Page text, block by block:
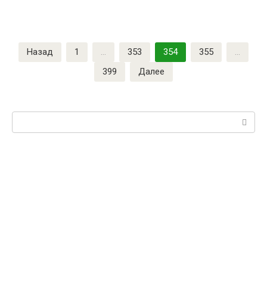
Пагинация
записей
Назад 1 … 353 354 355
…
399
Далее